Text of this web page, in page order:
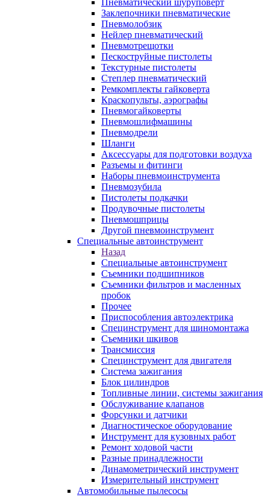
Пневматический шуруповерт
Заклепочники пневматические
Пневмолобзик
Нейлер пневматический
Пневмотрещотки
Пескоструйные пистолеты
Текстурные пистолеты
Степлер пневматический
Ремкомплекты гайковерта
Краскопульты, аэрографы
Пневмогайковерты
Пневмошлифмашины
Пневмодрели
Шланги
Аксессуары для подготовки воздуха
Разъемы и фитинги
Наборы пневмоинструмента
Пневмозубила
Пистолеты подкачки
Продувочные пистолеты
Пневмошприцы
Другой пневмоинструмент
Специальные автоинструмент
Назад
Специальные автоинструмент
Съемники подшипников
Съемники фильтров и масленных
пробок
Прочее
Приспособления автоэлектрика
Специнструмент для шиномонтажа
Съемники шкивов
Трансмиссия
Специнструмент для двигателя
Система зажигания
Блок цилиндров
Топливные линии, системы зажигания
Обслуживание клапанов
Форсунки и датчики
Диагностическое оборудование
Инструмент для кузовных работ
Ремонт ходовой части
Разные принадлежности
Динамометрический инструмент
Измерительный инструмент
Автомобильные пылесосы